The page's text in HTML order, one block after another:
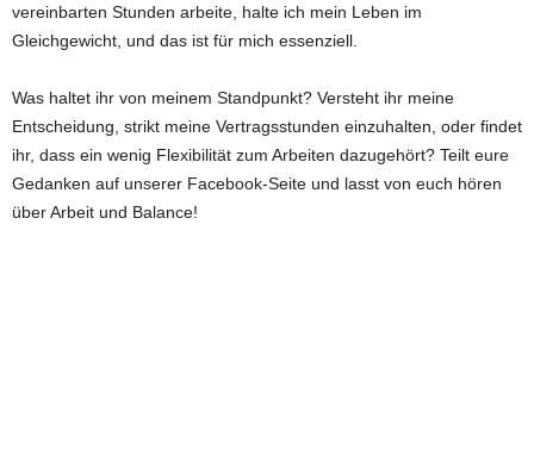
vereinbarten Stunden arbeite, halte ich mein Leben im
Gleichgewicht, und das ist für mich essenziell.
Was haltet ihr von meinem Standpunkt? Versteht ihr meine
Entscheidung, strikt meine Vertragsstunden einzuhalten, oder findet
ihr, dass ein wenig Flexibilität zum Arbeiten dazugehört? Teilt eure
Gedanken auf unserer Facebook-Seite und lasst von euch hören
über Arbeit und Balance!